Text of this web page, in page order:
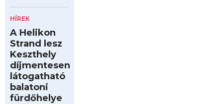
HÍREK
A Helikon
Strand lesz
Keszthely
díjmentesen
látogatható
balatoni
fürdőhelye